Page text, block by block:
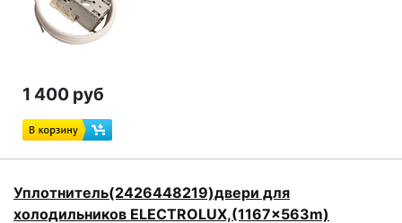
1 400 руб
Уплотнитель(2426448219)двери для
холодильников ELECTROLUX,(1167x563m)